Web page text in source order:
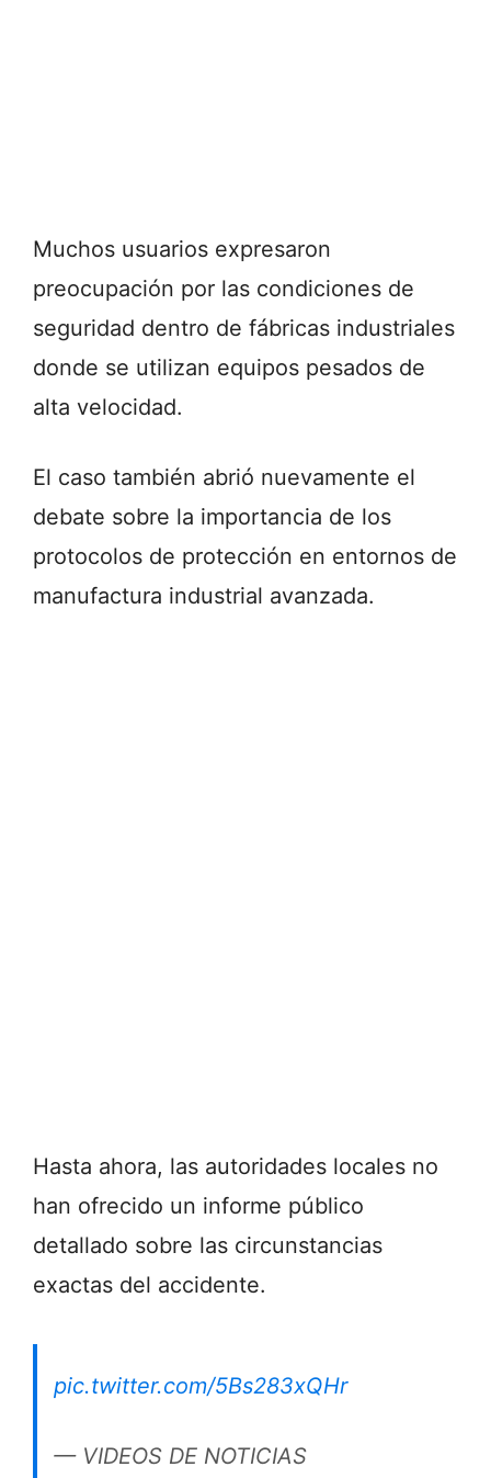
Muchos usuarios expresaron
preocupación por las condiciones de
seguridad dentro de fábricas industriales
donde se utilizan equipos pesados de
alta velocidad.
El caso también abrió nuevamente el
debate sobre la importancia de los
protocolos de protección en entornos de
manufactura industrial avanzada.
Hasta ahora, las autoridades locales no
han ofrecido un informe público
detallado sobre las circunstancias
exactas del accidente.
pic.twitter.com/5Bs283xQHr
— VIDEOS DE NOTICIAS